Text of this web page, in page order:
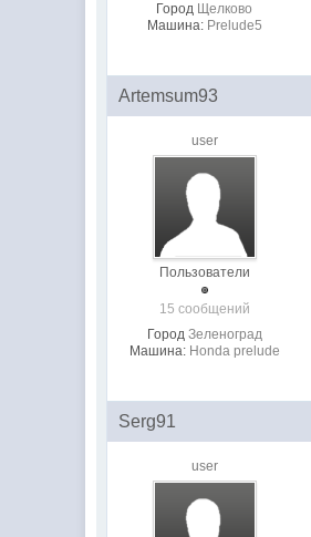
Город Щелково
Машина: Prelude5
Artemsum93
user
Пользователи
15 сообщений
Город Зеленоград
Машина: Honda prelude
Serg91
user